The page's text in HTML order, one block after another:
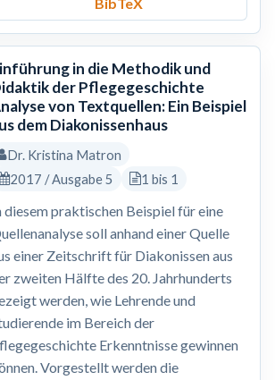
in die Methodik und
der Pflegegeschichte
von Textquellen: Ein Beispiel
dem Diakonissenhaus
Dr. Kristina Matron
2017 / Ausgabe 5
1 bis 1
diesem praktischen Beispiel für eine
soll anhand einer Quelle
einer Zeitschrift für Diakonissen aus
zweiten Hälfte des 20. Jahrhunderts
werden, wie Lehrende und
im Bereich der
Erkenntnisse gewinnen
Vorgestellt werden die